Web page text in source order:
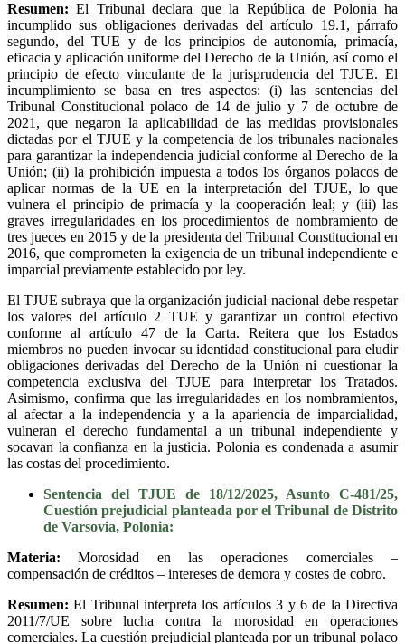
Resumen: El Tribunal declara que la República de Polonia ha
incumplido sus obligaciones derivadas del artículo 19.1, párrafo
segundo, del TUE y de los principios de autonomía, primacía,
eficacia y aplicación uniforme del Derecho de la Unión, así como el
principio de efecto vinculante de la jurisprudencia del TJUE. El
incumplimiento se basa en tres aspectos: (i) las sentencias del
Tribunal Constitucional polaco de 14 de julio y 7 de octubre de
2021, que negaron la aplicabilidad de las medidas provisionales
dictadas por el TJUE y la competencia de los tribunales nacionales
para garantizar la independencia judicial conforme al Derecho de la
Unión; (ii) la prohibición impuesta a todos los órganos polacos de
aplicar normas de la UE en la interpretación del TJUE, lo que
vulnera el principio de primacía y la cooperación leal; y (iii) las
graves irregularidades en los procedimientos de nombramiento de
tres jueces en 2015 y de la presidenta del Tribunal Constitucional en
2016, que comprometen la exigencia de un tribunal independiente e
imparcial previamente establecido por ley.
El TJUE subraya que la organización judicial nacional debe respetar
los valores del artículo 2 TUE y garantizar un control efectivo
conforme al artículo 47 de la Carta. Reitera que los Estados
miembros no pueden invocar su identidad constitucional para eludir
obligaciones derivadas del Derecho de la Unión ni cuestionar la
competencia exclusiva del TJUE para interpretar los Tratados.
Asimismo, confirma que las irregularidades en los nombramientos,
al afectar a la independencia y a la apariencia de imparcialidad,
vulneran el derecho fundamental a un tribunal independiente y
socavan la confianza en la justicia. Polonia es condenada a asumir
las costas del procedimiento.
Sentencia del TJUE de 18/12/2025, Asunto C-481/25,
Cuestión prejudicial planteada por el Tribunal de Distrito
de Varsovia, Polonia:
Materia: Morosidad en las operaciones comerciales –
compensación de créditos – intereses de demora y costes de cobro.
Resumen: El Tribunal interpreta los artículos 3 y 6 de la Directiva
2011/7/UE sobre lucha contra la morosidad en operaciones
comerciales. La cuestión prejudicial planteada por un tribunal polaco